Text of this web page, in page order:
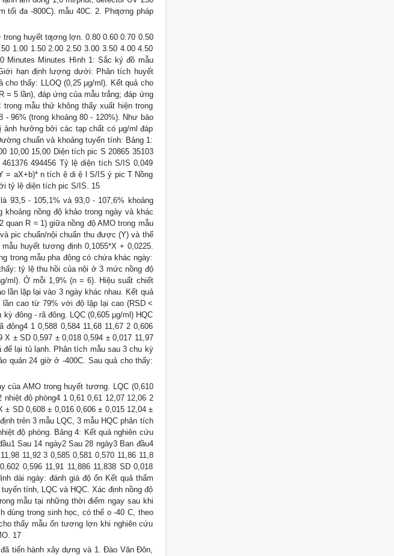
tối đa -800C). mẫu 40C. 2. Phƣơng pháp
huyết tƣơng lợn. 0.80 0.60 0.70 0.50
1.00 1.50 2.00 2.50 3.00 3.50 4.00 4.50
Minutes Minutes Hình 1: Sắc ký đồ mẫu
hạn định lượng dưới: Phân tích huyết
thấy: LLOQ (0,25 µg/ml). Kết quả cho
= 5 lần), đáp ứng của mẫu trắng; đáp ứng
mẫu thử không thấy xuất hiện trong
96% (trong khoảng 80 - 120%). Như bảo
ảnh hưởng bởi các tạp chất có µg/ml đáp
chuẩn và khoảng tuyến tính: Bảng 1:
10,00 15,00 Diện tích pic S 20865 35103
461376 494456 Tỷ lệ diện tích S/IS 0,049
= aX+b)* n tích ệ di ệ l S/IS ỷ pic T Nồng
tỷ lệ diện tích pic S/IS. 15
93,5 - 105,1% và 93,0 - 107,6% khoảng
nồng độ khảo trong ngày và khác
R ≈ 1) giữa nồng độ AMO trong mẫu
pic chuẩn/nội chuẩn thu được (Y) và thể
huyết tương định 0,1055*X + 0,0225.
trong mẫu pha động có chứa khác ngày:
tỷ lệ thu hồi của nội ở 3 mức nồng độ
ml). Ở mỗi 1,9% (n = 6). Hiệu suất chiết
lần lặp lại vào 3 ngày khác nhau. Kết quả
cao từ 79% với độ lặp lại cao (RSD <
đông - rã đông. LQC (0,605 µg/ml) HQC
1 0,588 0,584 11,68 11,67 2 0,606
X ± SD 0,597 ± 0,018 0,594 ± 0,017 11,97
để lại tủ lạnh. Phân tích mẫu sau 3 chu kỳ
quản 24 giờ ở -400C. Sau quả cho thấy:
của AMO trong huyết tương. LQC (0,610
độ phòng4 1 0,61 0,61 12,07 12,06 2
± SD 0,608 ± 0,016 0,606 ± 0,015 12,04 ±
trên 3 mẫu LQC, 3 mẫu HQC phân tích
độ phòng. Bảng 4: Kết quả nghiên cứu
Sau 14 ngày2 Sau 28 ngày3 Ban đầu4
11,92 3 0,585 0,581 0,570 11,86 11,8
0,596 11,91 11,886 11,838 SD 0,018
dài ngày: đánh giá độ ổn Kết quả thẩm
tính, LQC và HQC. Xác định nồng độ
mẫu tại những thời điểm ngay sau khi
dùng trong sinh học, có thể o -40 C, theo
thấy mẫu ổn tương lợn khi nghiên cứu
17
tiến hành xây dựng và 1. Đào Văn Đôn,